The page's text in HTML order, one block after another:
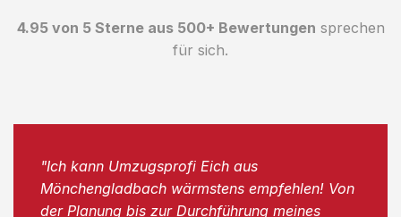
4.95 von 5 Sterne aus 500+ Bewertungen sprechen
für sich.
"Ich kann Umzugsprofi Eich aus
Mönchengladbach wärmstens empfehlen! Von
der Planung bis zur Durchführung meines